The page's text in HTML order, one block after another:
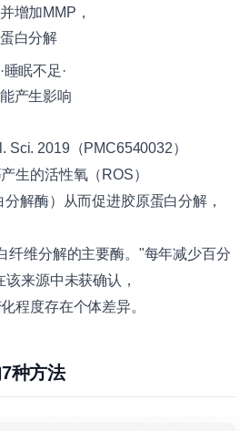
增加MMP，
白分解
眠不足·
产生影响
Sci. 2019（PMC6540032）
生的活性氧（ROS）
解酶）从而促进胶原蛋白分解，
纤维分解的主要酶。"每年减少百分
来源中未获确认，
程度存在个体差异。
种方法